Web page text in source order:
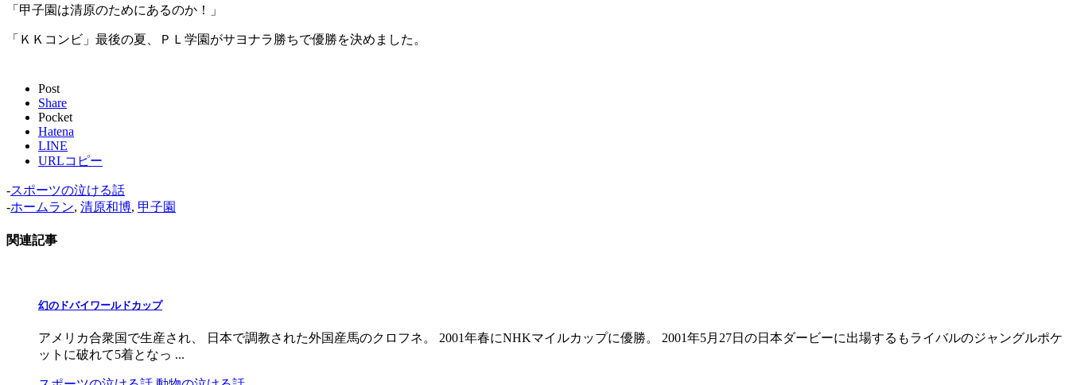
「甲子園は清原のためにあるのか！」
「ＫＫコンビ」最後の夏、ＰＬ学園がサヨナラ勝ちで優勝を決めました。
Post
Share
Pocket
Hatena
LINE
URLコピー
-スポーツの泣ける話
-ホームラン, 清原和博, 甲子園
関連記事
幻のドバイワールドカップ
アメリカ合衆国で生産され、 日本で調教された外国産馬のクロフネ。 2001年春にNHKマイルカップに優勝。 2001年5月27日の日本ダービーに出場するもライバルのジャングルポケ
ットに破れて5着となっ ...